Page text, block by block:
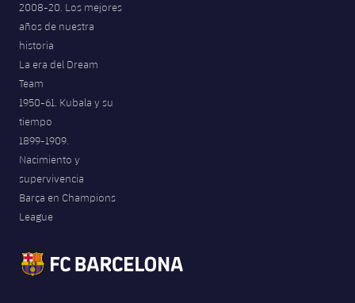
2008-20. Los mejores
años de nuestra
historia
La era del Dream
Team
1950-61. Kubala y su
tiempo
1899-1909.
Nacimiento y
supervivencia
Barça en Champions
League